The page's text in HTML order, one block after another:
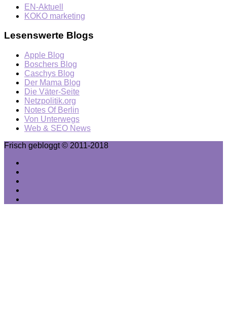
EN-Aktuell
KOKO marketing
Lesenswerte Blogs
Apple Blog
Boschers Blog
Caschys Blog
Der Mama Blog
Die Väter-Seite
Netzpolitik.org
Notes Of Berlin
Von Unterwegs
Web & SEO News
Frisch gebloggt © 2011-2018